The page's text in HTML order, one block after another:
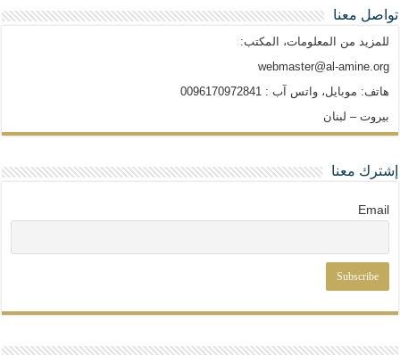
تواصل معنا
للمزيد من المعلومات، المكتب:
webmaster@al-amine.org
هاتف: موبايل، واتس آب : 0096170972841
بيروت – لبنان
إشترك معنا
Email